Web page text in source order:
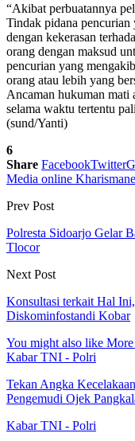
“Akibat perbuatannya
Tindak pidana
dengan kekerasan
orang dengan maksud
pencurian yang
orang atau lebih yang
Ancaman hukuman mati
selama waktu tertentu
(sund/Yanti)
6
Share FacebookTwitter
Media online
Prev Post
Polresta Sidoarjo Gelar
Tlocor
Next Post
Konsultasi terkait Hal
Diskominfostandi Kobar
You might also like
Kabar TNI - Polri
Tekan Angka
Pengemudi Ojek
Kabar TNI - Polri